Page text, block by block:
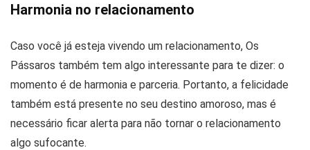
Harmonia no relacionamento
Caso você já esteja vivendo um relacionamento, Os
Pássaros também tem algo interessante para te dizer: o
momento é de harmonia e parceria. Portanto, a felicidade
também está presente no seu destino amoroso, mas é
necessário ficar alerta para não tornar o relacionamento
algo sufocante.